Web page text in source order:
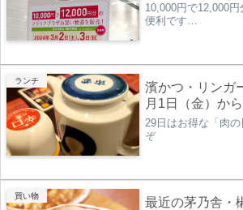
10,000円で12,000
便利です…
ランチ
濱かつ・リンガ
月1日（金）か
29日はお得な「肉
ぞ
買い物
最近の茅乃舎・